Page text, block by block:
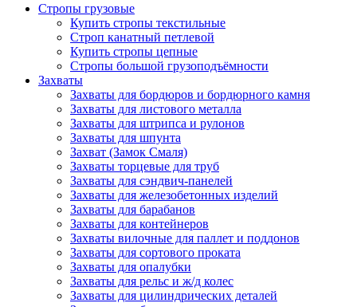
Стропы грузовые
Купить стропы текстильные
Строп канатный петлевой
Купить стропы цепные
Стропы большой грузоподъёмности
Захваты
Захваты для бордюров и бордюрного камня
Захваты для листового металла
Захваты для штрипса и рулонов
Захваты для шпунта
Захват (Замок Смаля)
Захваты торцевые для труб
Захваты для сэндвич-панелей
Захваты для железобетонных изделий
Захваты для барабанов
Захваты для контейнеров
Захваты вилочные для паллет и поддонов
Захваты для сортового проката
Захваты для опалубки
Захваты для рельс и ж/д колес
Захваты для цилиндрических деталей